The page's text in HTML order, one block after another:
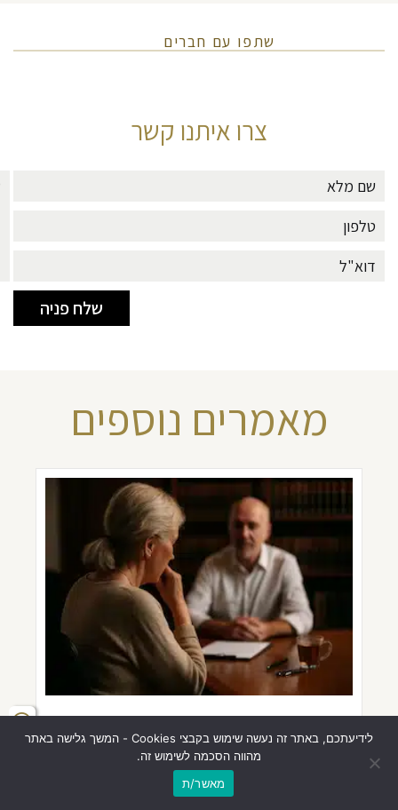
שתפו עם חברים
צרו איתנו קשר
מאמרים נוספים
למנות מיופה כוח אחד או יותר?
דילמה אנושית, החלטה לחיים
אנחנו יודעים, אולי יותר מכל אדם אחר שפוגש משפחות ברגעי
לידיעתכם, באתר זה נעשה שימוש בקבצי Cookies - המשך גלישה באתר
מהווה הסכמה לשימוש זה.
מאשר/ת